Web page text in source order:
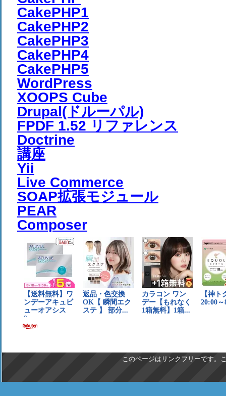
CakePHP1
CakePHP2
CakePHP3
CakePHP4
CakePHP5
WordPress
XOOPS Cube
Drupal(ドルーパル)
FPDF 1.52 リファレンス
Doctrine
講座
Yii
Live Commerce
SOAP拡張モジュール
PEAR
Composer
このページはリンクフリーです。